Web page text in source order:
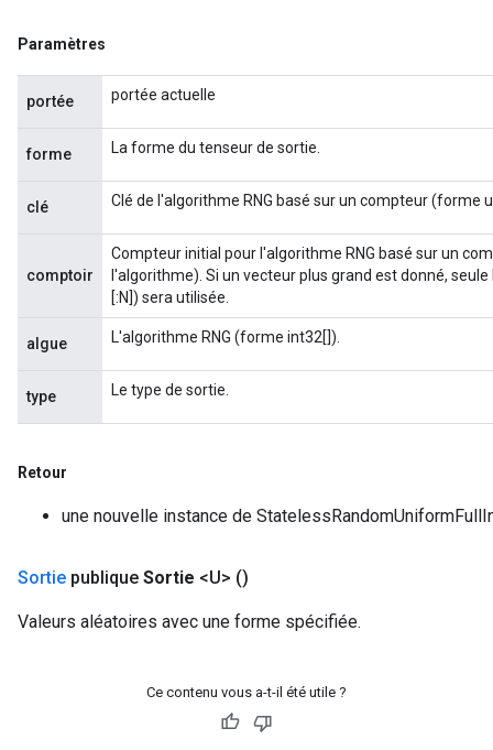
Paramètres
portée portée actuelle
forme La forme du tenseur de sortie.
clé Clé de l'algorithme RNG basé sur un compteur (forme
comptoir
Compteur initial pour l'algorithme RNG basé sur un
l'algorithme). Si un vecteur plus grand est donné,
[:N]) sera utilisée.
algue L'algorithme RNG (forme int32[]).
type Le type de sortie.
Retour
une nouvelle instance de
Sortie publique Sortie <U> ()
Valeurs aléatoires avec une forme spécifiée.
Ce contenu vous a-t-il été utile ?